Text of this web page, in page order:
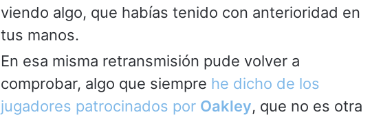
viendo algo, que habías tenido con anterioridad en
tus manos.
En esa misma retransmisión pude volver a
comprobar, algo que siempre he dicho de los
jugadores patrocinados por Oakley, que no es otra